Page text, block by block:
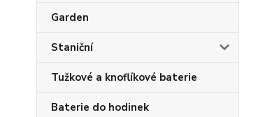
Garden
Staniční
Tužkové a knoflíkové baterie
Baterie do hodinek